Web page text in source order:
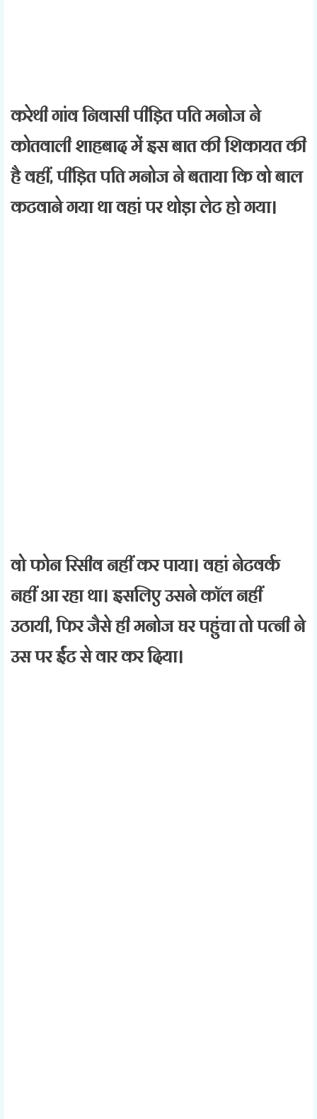
करेथी गांव निवासी पीड़ित पति मनोज ने
कोतवाली शाहबाद में इस बात की शिकायत की
है वहीं, पीड़ित पति मनोज ने बताया कि वो बाल
कटवाने गया था वहां पर थोड़ा लेट हो गया।
वो फोन रिसीव नहीं कर पाया।वहां नेटवर्क
नहीं आ रहा था। इसलिए उसने कॉल नहीं
उठायी, फिर जैसे ही मनोज घर पहुंचा तो पत्नी ने
उस पर ईंट से वार कर दिया।